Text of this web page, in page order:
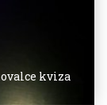
kviza